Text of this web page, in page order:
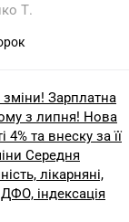
Т.
зміни! Зарплатна
з липня! Нова
4% та внеску за її
Середня
лікарняні,
індексація